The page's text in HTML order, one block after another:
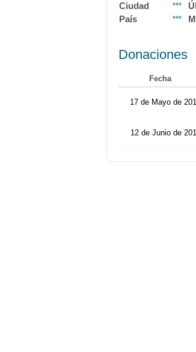
Ciudad ***
País ***
Donaciones
Fecha
17 de Mayo de
12 de Junio de